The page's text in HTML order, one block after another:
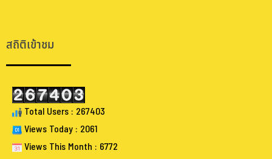
สถิติเข้าชม
Total Users : 267403
Views Today : 2061
Views This Month : 6772